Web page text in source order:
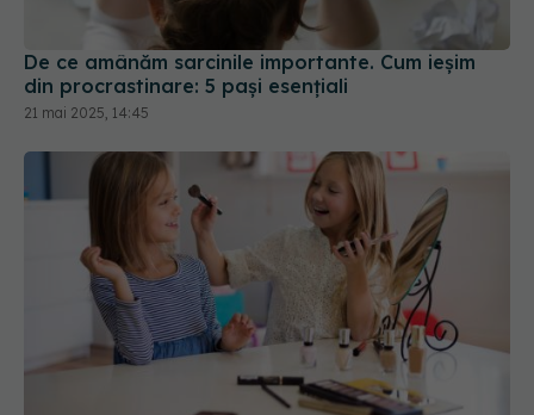
Cosmeticorexia: Cum ajung fetele să se piardă în
labirintul îngrijirii tenului